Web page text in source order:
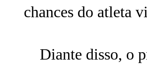
chances do atleta
Diante disso, o